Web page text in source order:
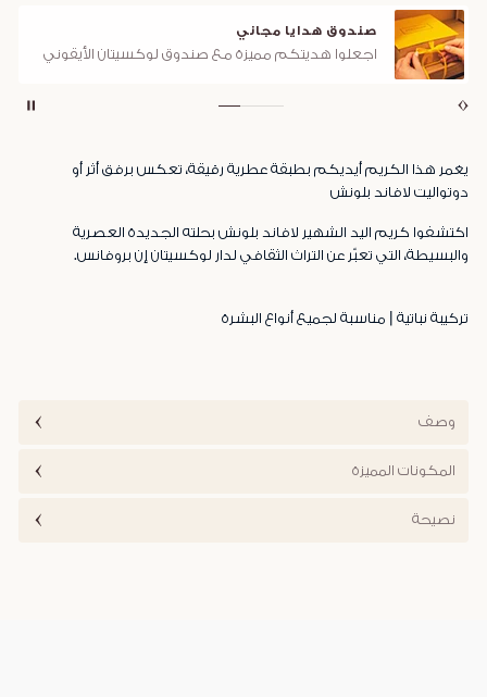
صندوق هدايا مجاني
اجعلوا هديتكم مميزة مع صندوق لوكسيتان الأيقوني
يغمر هذا الكريم أيديكم بطبقة عطرية رقيقة، تعكس برفق أثر أو
دوتواليت لافاند بلونش
اكتشفوا كريم اليد الشهير لافاند بلونش بحلته الجديدة العصرية
والبسيطة، التي تعبّر عن التراث الثقافي لدار لوكسيتان إن بروفانس.
تركيبة نباتية | مناسبة لجميع أنواع البشرة
وصف
المكونات المميزة
نصيحة